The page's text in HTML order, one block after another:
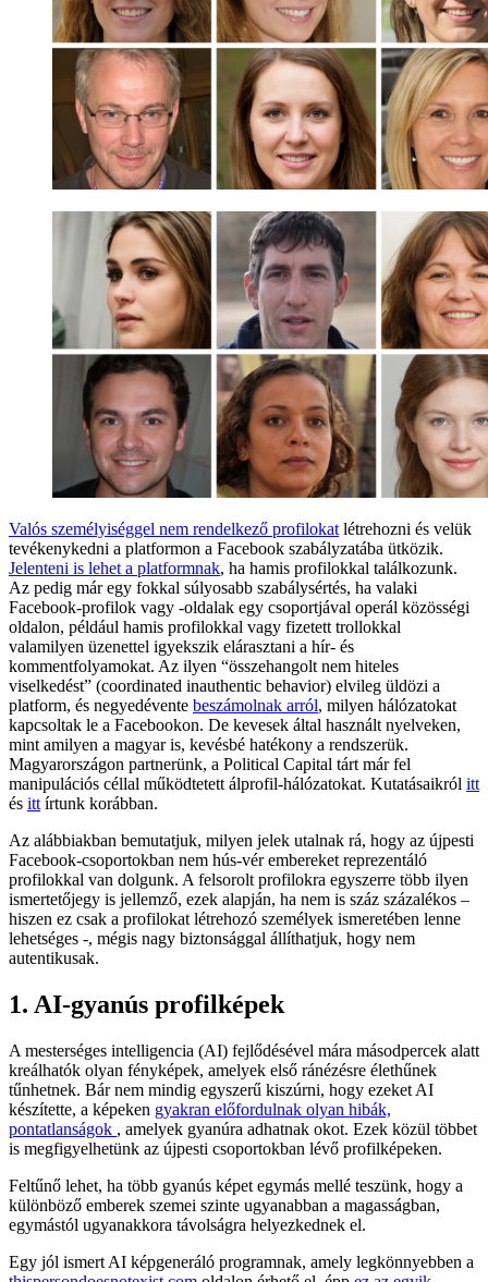
Valós személyiséggel nem rendelkező profilokat létrehozni és velük
tevékenykedni a platformon a Facebook szabályzatába ütközik.
Jelenteni is lehet a platformnak, ha hamis profilokkal találkozunk.
Az pedig már egy fokkal súlyosabb szabálysértés, ha valaki
Facebook-profilok vagy -oldalak egy csoportjával operál közösségi
oldalon, például hamis profilokkal vagy fizetett trollokkal
valamilyen üzenettel igyekszik elárasztani a hír- és
kommentfolyamokat. Az ilyen “összehangolt nem hiteles
viselkedést” (coordinated inauthentic behavior) elvileg üldözi a
platform, és negyedévente beszámolnak arról, milyen hálózatokat
kapcsoltak le a Facebookon. De kevesek által használt nyelveken,
mint amilyen a magyar is, kevésbé hatékony a rendszerük.
Magyarországon partnerünk, a Political Capital tárt már fel
manipulációs céllal működtetett álprofil-hálózatokat. Kutatásaikról itt
és itt írtunk korábban.
Az alábbiakban bemutatjuk, milyen jelek utalnak rá, hogy az újpesti
Facebook-csoportokban nem hús-vér embereket reprezentáló
profilokkal van dolgunk. A felsorolt profilokra egyszerre több ilyen
ismertetőjegy is jellemző, ezek alapján, ha nem is száz százalékos –
hiszen ez csak a profilokat létrehozó személyek ismeretében lenne
lehetséges -, mégis nagy biztonsággal állíthatjuk, hogy nem
autentikusak.
1. AI-gyanús profilképek
A mesterséges intelligencia (AI) fejlődésével mára másodpercek alatt
kreálhatók olyan fényképek, amelyek első ránézésre élethűnek
tűnhetnek. Bár nem mindig egyszerű kiszúrni, hogy ezeket AI
készítette, a képeken gyakran előfordulnak olyan hibák,
pontatlanságok , amelyek gyanúra adhatnak okot. Ezek közül többet
is megfigyelhetünk az újpesti csoportokban lévő profilképeken.
Feltűnő lehet, ha több gyanús képet egymás mellé teszünk, hogy a
különböző emberek szemei szinte ugyanabban a magasságban,
egymástól ugyanakkora távolságra helyezkednek el.
Egy jól ismert AI képgeneráló programnak, amely legkönnyebben a